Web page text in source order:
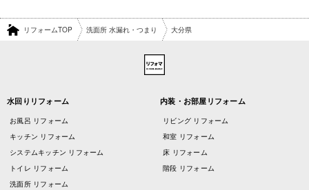
リフォームTOP 洗面所 水漏れ・つまり 大分県
水回りリフォーム
お風呂 リフォーム
キッチン リフォーム
システムキッチン リフォーム
トイレ リフォーム
洗面所 リフォーム
内装・お部屋リフォーム
リビング リフォーム
和室 リフォーム
床 リフォーム
階段 リフォーム